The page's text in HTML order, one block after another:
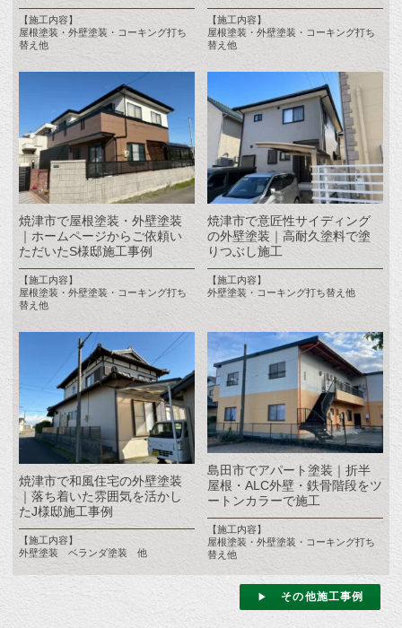
【施工内容】
屋根塗装・外壁塗装・コーキング打ち
替え他
【施工内容】
屋根塗装・外壁塗装・コーキング打ち
替え他
焼津市で屋根塗装・外壁塗装
｜ホームページからご依頼い
ただいたS様邸施工事例
【施工内容】
屋根塗装・外壁塗装・コーキング打ち
替え他
焼津市で意匠性サイディング
の外壁塗装｜高耐久塗料で塗
りつぶし施工
【施工内容】
外壁塗装・コーキング打ち替え他
焼津市で和風住宅の外壁塗装
｜落ち着いた雰囲気を活かし
たJ様邸施工事例
【施工内容】
外壁塗装 ベランダ塗装 他
島田市でアパート塗装｜折半
屋根・ALC外壁・鉄骨階段をツ
ートンカラーで施工
【施工内容】
屋根塗装・外壁塗装・コーキング打ち
替え他
その他施工事例